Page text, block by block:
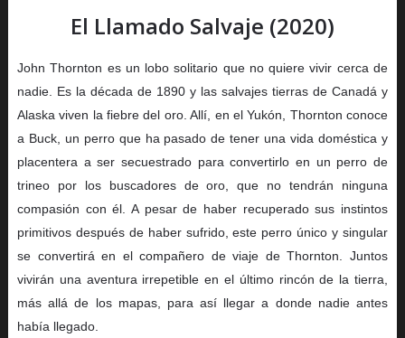
El Llamado Salvaje (2020)
John Thornton es un lobo solitario que no quiere vivir cerca de
nadie. Es la década de 1890 y las salvajes tierras de Canadá y
Alaska viven la fiebre del oro. Allí, en el Yukón, Thornton conoce
a Buck, un perro que ha pasado de tener una vida doméstica y
placentera a ser secuestrado para convertirlo en un perro de
trineo por los buscadores de oro, que no tendrán ninguna
compasión con él. A pesar de haber recuperado sus instintos
primitivos después de haber sufrido, este perro único y singular
se convertirá en el compañero de viaje de Thornton. Juntos
vivirán una aventura irrepetible en el último rincón de la tierra,
más allá de los mapas, para así llegar a donde nadie antes
había llegado.